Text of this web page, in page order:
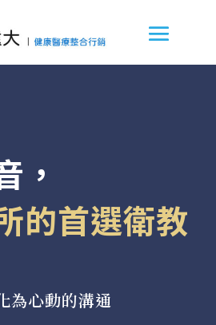
，
的首選衛教
為心動的溝通